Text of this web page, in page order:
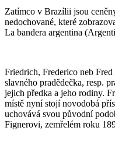
Zatímco v Brazílii jsou
nedochované, které
La bandera argentina
Friedrich, Frederico neb
slavného pradědečka, resp.
jejich předka a jeho rodiny.
místě nyní stojí novodobá
uchovává svou původní
Fignerovi, zemřelém roku